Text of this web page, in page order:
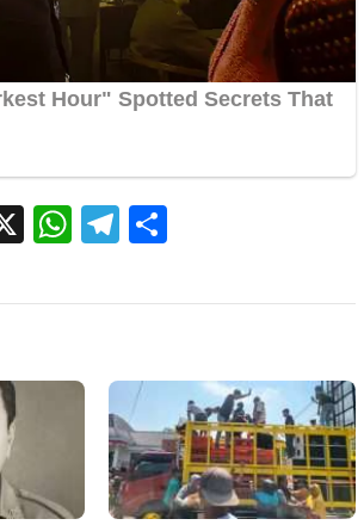
X WhatsApp
Telegram